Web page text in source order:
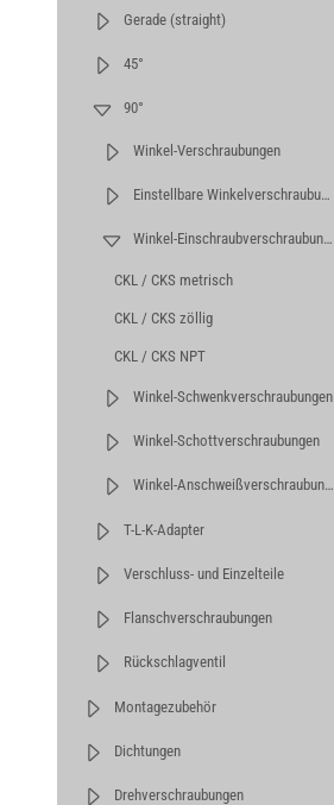
Gerade (straight)
45°
90°
Winkel-Verschraubungen
Einstellbare Winkelverschraubungen
Winkel-Einschraubverschraubungen
CKL / CKS metrisch
CKL / CKS zöllig
CKL / CKS NPT
Winkel-Schwenkverschraubungen
Winkel-Schottverschraubungen
Winkel-Anschweißverschraubungen
T-L-K-Adapter
Verschluss- und Einzelteile
Flanschverschraubungen
Rückschlagventil
Montagezubehör
Dichtungen
Drehverschraubungen